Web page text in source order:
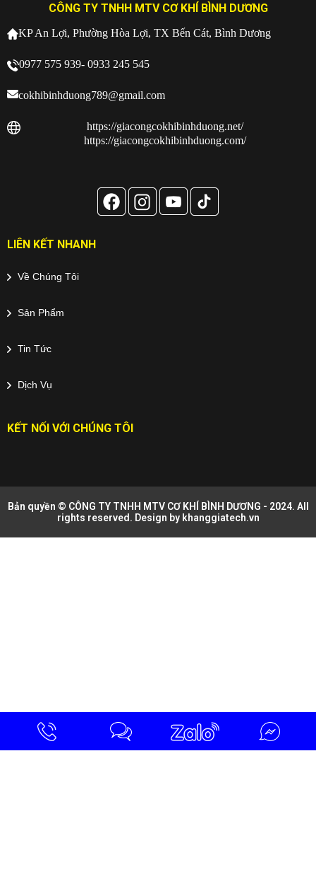
CÔNG TY TNHH MTV CƠ KHÍ BÌNH DƯƠNG
KP An Lợi, Phường Hòa Lợi, TX Bến Cát, Bình Dương
0977 575 939- 0933 245 545
cokhibinhduong789@gmail.com
https://giacongcokhibinhduong.net/
https://giacongcokhibinhduong.com/
LIÊN KẾT NHANH
Về Chúng Tôi
Sản Phẩm
Tin Tức
Dịch Vụ
KẾT NỐI VỚI CHÚNG TÔI
Bản quyền © CÔNG TY TNHH MTV CƠ KHÍ BÌNH DƯƠNG - 2024. All
rights reserved. Design by khanggiatech.vn